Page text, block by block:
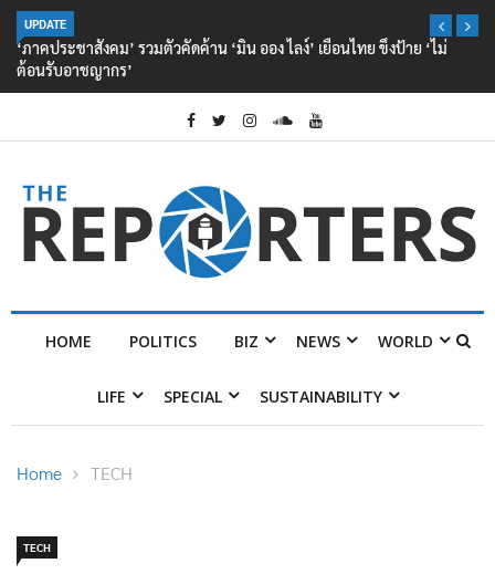
UPDATE
‘ภาคประชาสังคม’ รวมตัวคัดค้าน ‘มิน ออง ไลง์’ เยือนไทย ขึงป้าย ‘ไม่
ต้อนรับอาชญากร’
HOME POLITICS BIZ NEWS WORLD
LIFE SPECIAL SUSTAINABILITY
Home TECH
TECH